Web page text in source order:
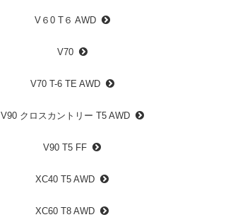
V６0 T６ AWD
V70
V70 T-6 TE AWD
V90 クロスカントリー T5 AWD
V90 T5 FF
XC40 T5 AWD
XC60 T8 AWD